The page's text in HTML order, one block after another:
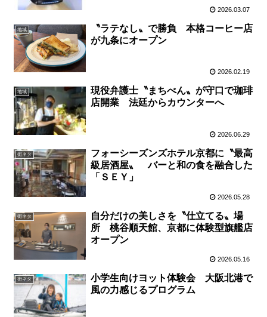
2026.03.07
地域
〝ラテなし〟で勝負 本格コーヒー店
が九条にオープン
2026.02.19
地域
現役弁護士〝まちべん〟が守口で珈琲
店開業 法廷からカウンターへ
2026.06.29
街ネタ
フォーシーズンズホテル京都に〝最高
級居酒屋〟 バーと和の食を融合した
「ＳＥＹ」
2026.05.28
街ネタ
自分だけの美しさを〝仕立てる〟場
所 桃谷順天館、京都に体験型旗艦店
オープン
2026.05.16
街ネタ
小学生向けヨット体験会 大阪北港で
風の力感じるプログラム